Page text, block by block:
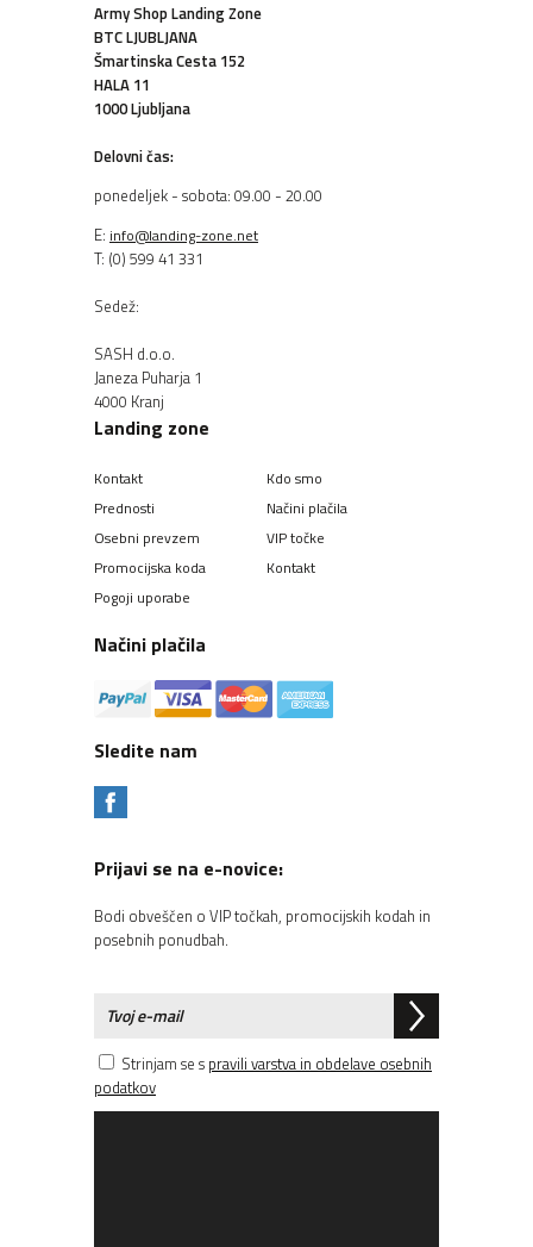
Army Shop Landing Zone
BTC LJUBLJANA
Šmartinska Cesta 152
HALA 11
1000 Ljubljana
Delovni čas:
ponedeljek - sobota: 09.00 - 20.00
E: info@landing-zone.net
T: (0) 599 41 331
Sedež:
SASH d.o.o.
Janeza Puharja 1
4000 Kranj
Landing zone
Kontakt
Kdo smo
Prednosti
Načini plačila
Osebni prevzem
VIP točke
Promocijska koda
Kontakt
Pogoji uporabe
Načini plačila
Sledite nam
Prijavi se na e-novice:
Bodi obveščen o VIP točkah, promocijskih kodah in
posebnih ponudbah.
Strinjam se s pravili varstva in obdelave osebnih
podatkov